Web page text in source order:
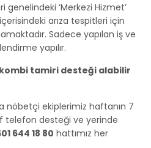
genelindeki ‘Merkezi Hizmet’
arıza tespitleri için
Sadece yapılan iş ve
yapılır.
kombi tamiri desteği alabilir
nöbetçi ekiplerimiz haftanın 7
telefon desteği ve yerinde
644 18 80 hattımız her